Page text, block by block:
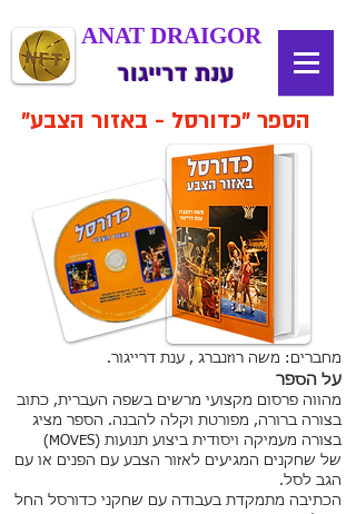
ANAT DRAIGOR
ענת דרייגור
הספר "כדורסל - באזור הצבע"
מחברים: משה רוזנברג , ענת דרייגור.
על הספר
מהווה פרסום מקצועי מרשים בשפה העברית, כתוב
בצורה ברורה, מפורטת וקלה להבנה. הספר מציג
בצורה מעמיקה ויסודית ביצוע תנועות (MOVES)
של שחקנים המגיעים לאזור הצבע עם הפנים או עם
הגב לסל.
הכתיבה מתמקדת בעבודה עם שחקני כדורסל החל